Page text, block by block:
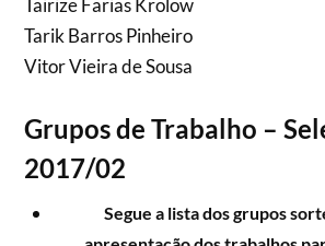
Tarik Barros Pinheiro
Vitor Vieira de Sousa
Grupos de Trabalho –
2017/02
Segue a lista dos grupos